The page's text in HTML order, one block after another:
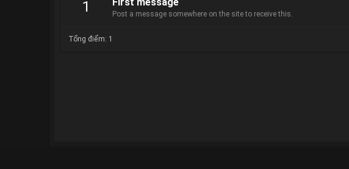
1
Post a message somewhere on the site to receive this.
Tổng điểm: 1